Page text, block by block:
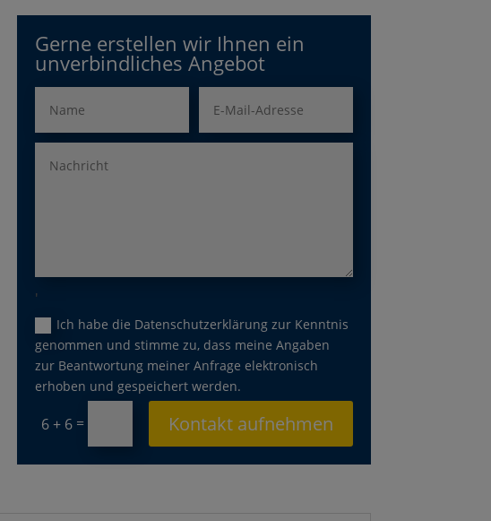
Gerne erstellen wir Ihnen ein
unverbindliches Angebot
'
Ich habe die Datenschutzerklärung zur Kenntnis
genommen und stimme zu, dass meine Angaben
zur Beantwortung meiner Anfrage elektronisch
erhoben und gespeichert werden.
6 + 6= Kontakt aufnehmen